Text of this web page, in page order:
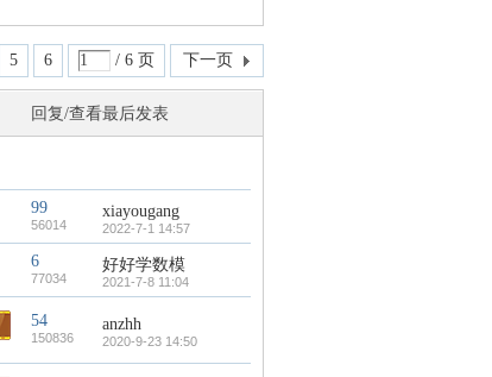
5 6 / 6 页 下一页
回复/查看最后发表
99
56014
xiayougang
2022-7-1 14:57
6
77034
好好学数模
2021-7-8 11:04
54
150836
anzhh
2020-9-23 14:50